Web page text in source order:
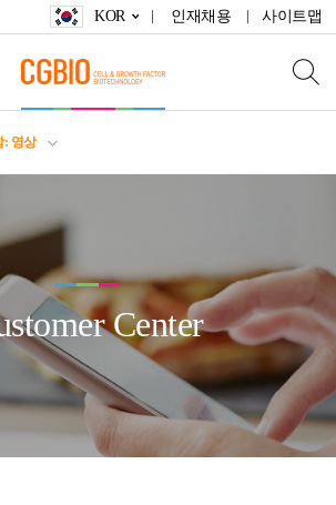
KOR 인재채용 사이트맵
: 영상
Center